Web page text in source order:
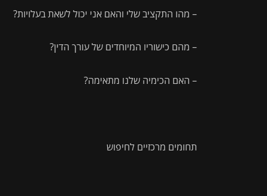
– מהו התקציב שלי והאם אני יכול לשאת בעלויות?
– מהם כישוריו המיוחדים של עורך הדין?
– האם הכימיה שלנו מתאימה?
תחומים מרכזיים לחיפוש